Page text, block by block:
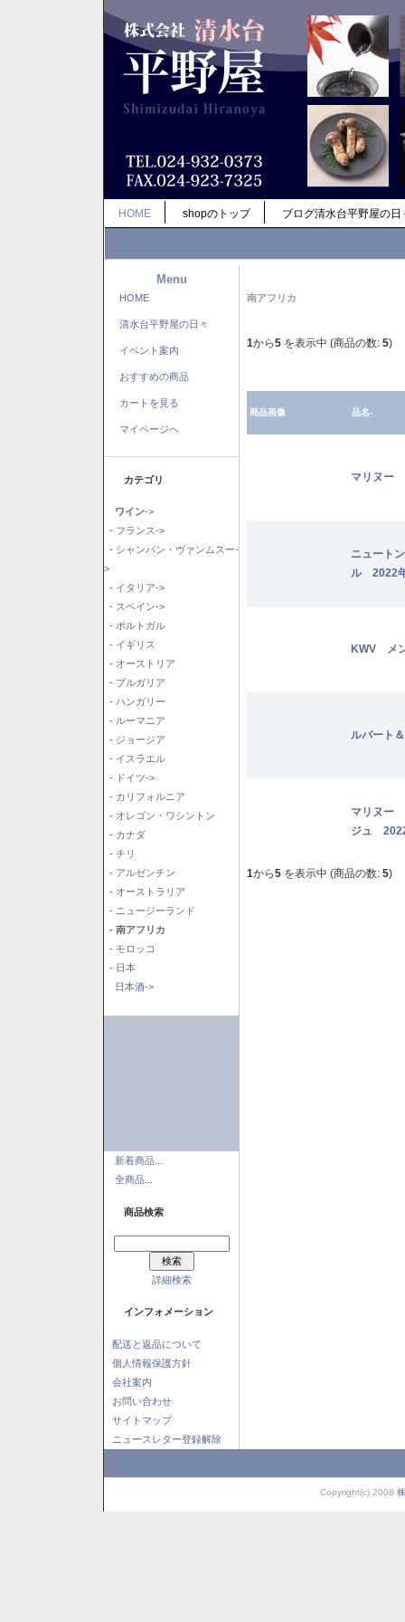
HOME shopのトップ ブログ清水台平野屋の日
Menu
HOME
清水台平野屋の日々
イベント案内
おすすめの商品
カートを見る
マイページへ
カテゴリ
ワイン->
- フランス->
- シャンパン・ヴァンムスー-
>
- イタリア->
- スペイン->
- ポルトガル
- イギリス
- オーストリア
- ブルガリア
- ハンガリー
- ルーマニア
- ジョージア
- イスラエル
- ドイツ->
- カリフォルニア
- オレゴン・ワシントン
- カナダ
- チリ
- アルゼンチン
- オーストラリア
- ニュージーランド
- 南アフリカ
- モロッコ
- 日本
日本酒->
新着商品...
全商品...
商品検索
詳細検索
インフォメーション
配送と返品について
個人情報保護方針
会社案内
お問い合わせ
サイトマップ
ニュースレター登録解除
南アフリカ
1から5 を表示中 (商品の数: 5)
商品画像 品名-
マリヌー
ニュート
ル 2022
KWV メ
ルバート
マリヌー
ジュ
1から5 を表示中 (商品の数: 5)
Copyright(c) 2008